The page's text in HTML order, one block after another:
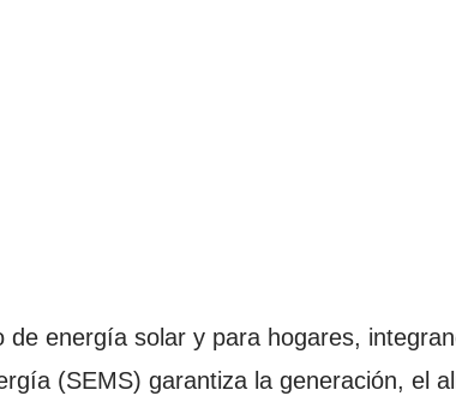
energía solar y para hogares,
(SEMS) garantiza la generación, el